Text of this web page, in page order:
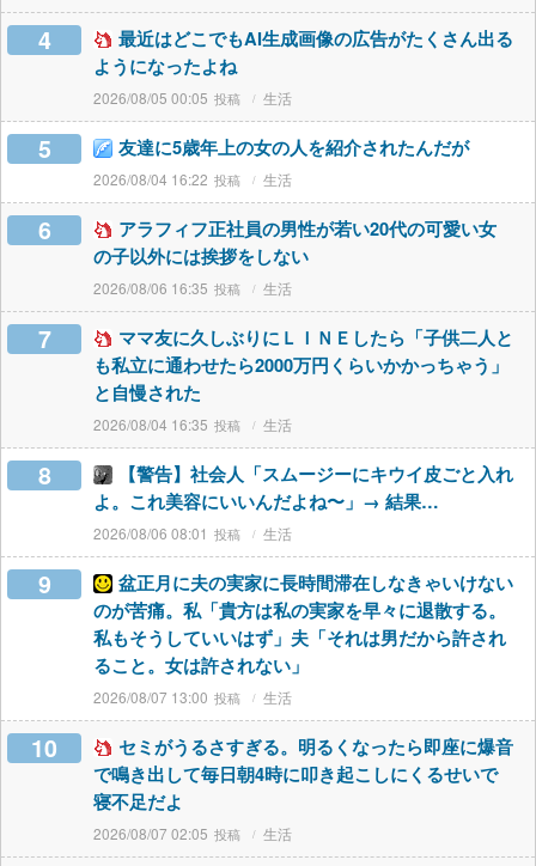
4
最近はどこでもAI生成画像の広告がたくさん出る
ようになったよね
2026/08/05 00:05 生活
5 友達に5歳年上の女の人を紹介されたんだが
2026/08/04 16:22 生活
6
アラフィフ正社員の男性が若い20代の可愛い女
の子以外には挨拶をしない
2026/08/06 16:35 生活
7
ママ友に久しぶりにＬＩＮＥしたら「子供二人と
も私立に通わせたら2000万円くらいかかっちゃう」
と自慢された
2026/08/04 16:35 生活
8
【警告】社会人「スムージーにキウイ皮ごと入れ
よ。これ美容にいいんだよね〜」→ 結果…
2026/08/06 08:01 生活
9
盆正月に夫の実家に長時間滞在しなきゃいけない
のが苦痛。私「貴方は私の実家を早々に退散する。
私もそうしていいはず」夫「それは男だから許され
ること。女は許されない」
2026/08/07 13:00 生活
10
セミがうるさすぎる。明るくなったら即座に爆音
で鳴き出して毎日朝4時に叩き起こしにくるせいで
寝不足だよ
2026/08/07 02:05 生活